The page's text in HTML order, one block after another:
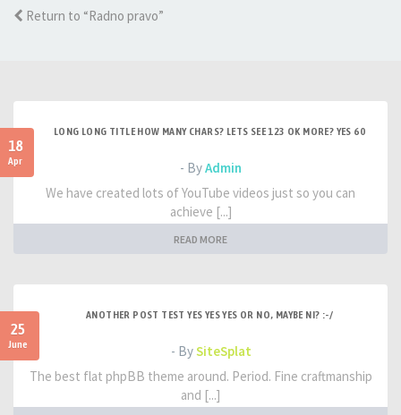
Return to “Radno pravo”
18
Apr
LONG LONG TITLE HOW MANY CHARS? LETS SEE 123 OK MORE? YES 60
- ByAdmin
We have created lots of YouTube videos just so you can
achieve [...]
READ MORE
25
June
ANOTHER POST TEST YES YES YES OR NO, MAYBE NI? :-/
- BySiteSplat
The best flat phpBB theme around. Period. Fine craftmanship
and [...]